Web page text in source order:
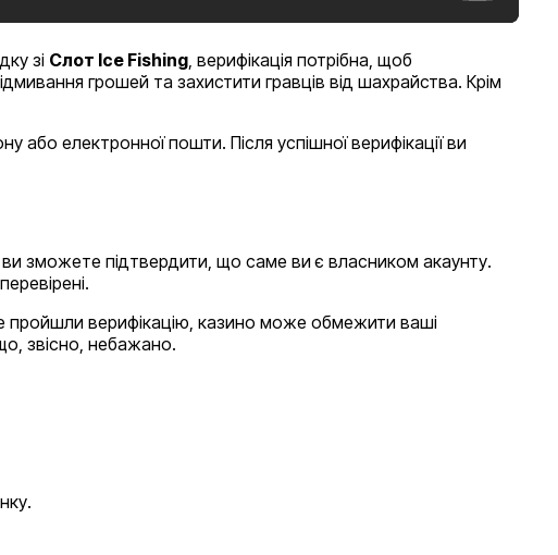
зі Слот Ice Fishing, верифікація потрібна, щоб
грошей та захистити гравців від шахрайства. Крім
електронної пошти. Після успішної верифікації ви
зможете підтвердити, що саме ви є власником акаунту.
пройшли верифікацію, казино може обмежити ваші
звісно, небажано.